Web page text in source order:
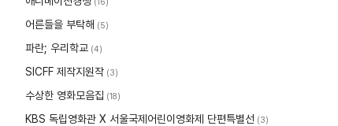
어른들을 부탁해 (5)
파란; 우리학교 (4)
SICFF 제작지원작 (3)
수상한 영화모음집 (18)
KBS 독립영화관 X 서울국제어린이영화제 단편특별선 (3)